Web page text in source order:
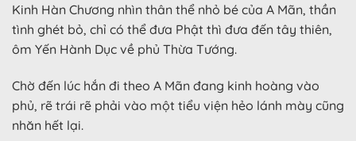
Kinh Hàn Chương nhìn thân thể nhỏ bé của A Mãn, thần
tình ghét bỏ, chỉ có thể đưa Phật thì đưa đến tây thiên,
ôm Yến Hành Dục về phủ Thừa Tướng.
Chờ đến lúc hắn đi theo A Mãn đang kinh hoàng vào
phủ, rẽ trái rẽ phải vào một tiểu viện hẻo lánh mày cũng
nhăn hết lại.